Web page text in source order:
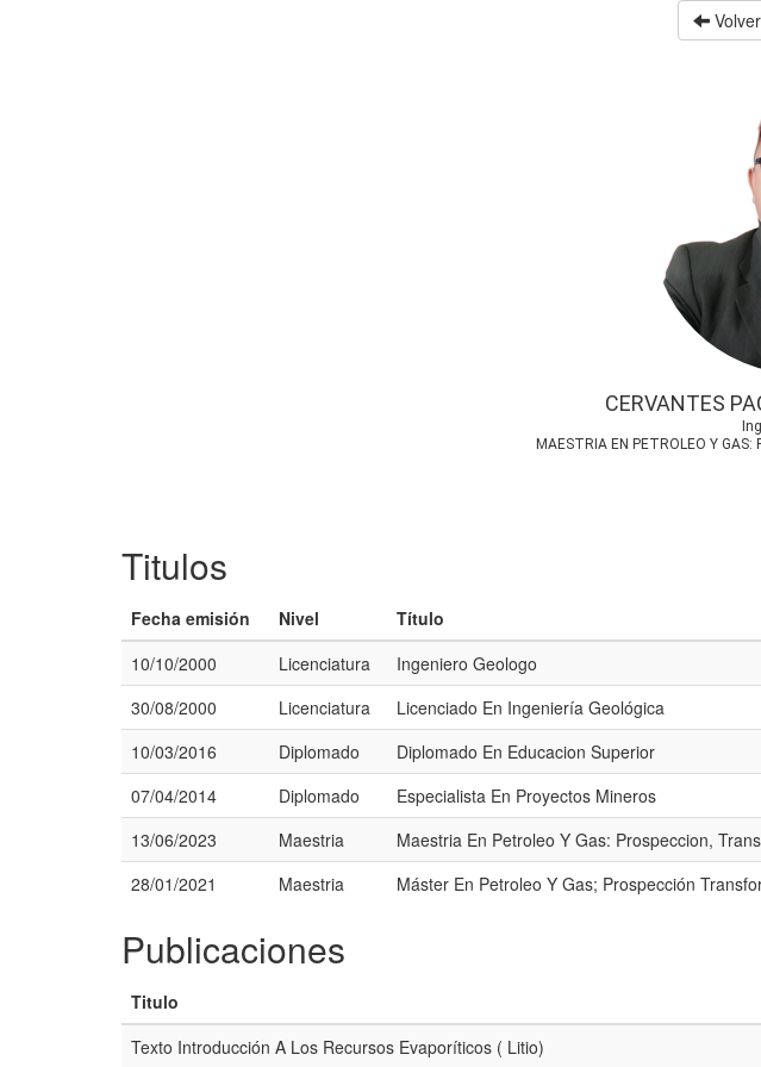
CERVANTES
MAESTRIA EN PETROLEO Y GAS:
Titulos
Fecha emisión Nivel Título
10/10/2000
Licenciatura Ingeniero Geologo
30/08/2000
Licenciatura Licenciado En Ingeniería Geológica
10/03/2016
Diplomado Diplomado En Educacion Superior
07/04/2014
Diplomado Especialista En Proyectos Mineros
13/06/2023
Maestria Maestria En Petroleo Y Gas: Prospeccion,
28/01/2021
Maestria Máster En Petroleo Y Gas; Prospección
Publicaciones
Titulo
Texto Introducción A Los Recursos Evaporíticos ( Litio)